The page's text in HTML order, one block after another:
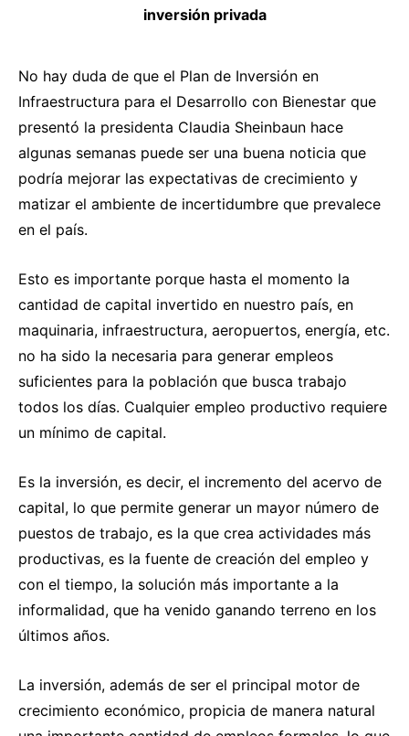
inversión privada
No hay duda de que el Plan de Inversión en
Infraestructura para el Desarrollo con Bienestar que
presentó la presidenta Claudia Sheinbaun hace
algunas semanas puede ser una buena noticia que
podría mejorar las expectativas de crecimiento y
matizar el ambiente de incertidumbre que prevalece
en el país.
Esto es importante porque hasta el momento la
cantidad de capital invertido en nuestro país, en
maquinaria, infraestructura, aeropuertos, energía, etc.
no ha sido la necesaria para generar empleos
suficientes para la población que busca trabajo
todos los días. Cualquier empleo productivo requiere
un mínimo de capital.
Es la inversión, es decir, el incremento del acervo de
capital, lo que permite generar un mayor número de
puestos de trabajo, es la que crea actividades más
productivas, es la fuente de creación del empleo y
con el tiempo, la solución más importante a la
informalidad, que ha venido ganando terreno en los
últimos años.
La inversión, además de ser el principal motor de
crecimiento económico, propicia de manera natural